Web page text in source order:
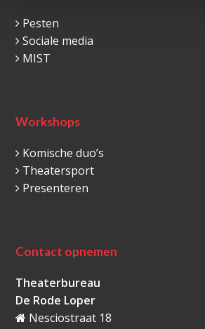
Pesten
Sociale media
MIST
Workshops
Komische duo’s
Theatersport
Presenteren
Contact opnemen
Theaterbureau
De Rode Loper
Nesciostraat 18